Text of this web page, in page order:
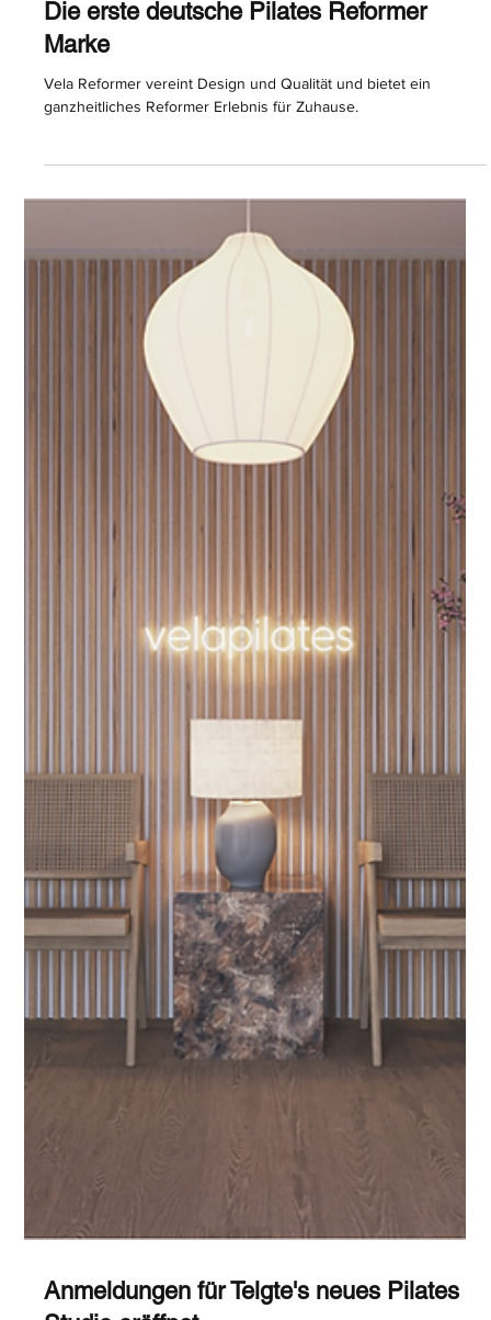
Die erste deutsche Pilates Reformer
Marke
Vela Reformer vereint Design und Qualität und bietet ein